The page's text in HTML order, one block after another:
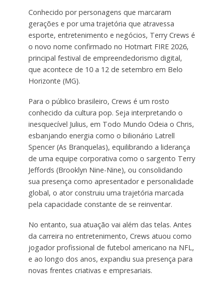
Conhecido por personagens que marcaram
gerações e por uma trajetória que atravessa
esporte, entretenimento e negócios, Terry Crews é
o novo nome confirmado no Hotmart FIRE 2026,
principal festival de empreendedorismo digital,
que acontece de 10 a 12 de setembro em Belo
Horizonte (MG).
Para o público brasileiro, Crews é um rosto
conhecido da cultura pop. Seja interpretando o
inesquecível Julius, em Todo Mundo Odeia o Chris,
esbanjando energia como o bilionário Latrell
Spencer (As Branquelas), equilibrando a liderança
de uma equipe corporativa como o sargento Terry
Jeffords (Brooklyn Nine-Nine), ou consolidando
sua presença como apresentador e personalidade
global, o ator construiu uma trajetória marcada
pela capacidade constante de se reinventar.
No entanto, sua atuação vai além das telas. Antes
da carreira no entretenimento, Crews atuou como
jogador profissional de futebol americano na NFL,
e ao longo dos anos, expandiu sua presença para
novas frentes criativas e empresariais.